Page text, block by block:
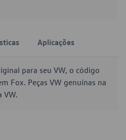
Aplicações
para seu VW, o código
Fox. Peças VW genuínas na
VW.